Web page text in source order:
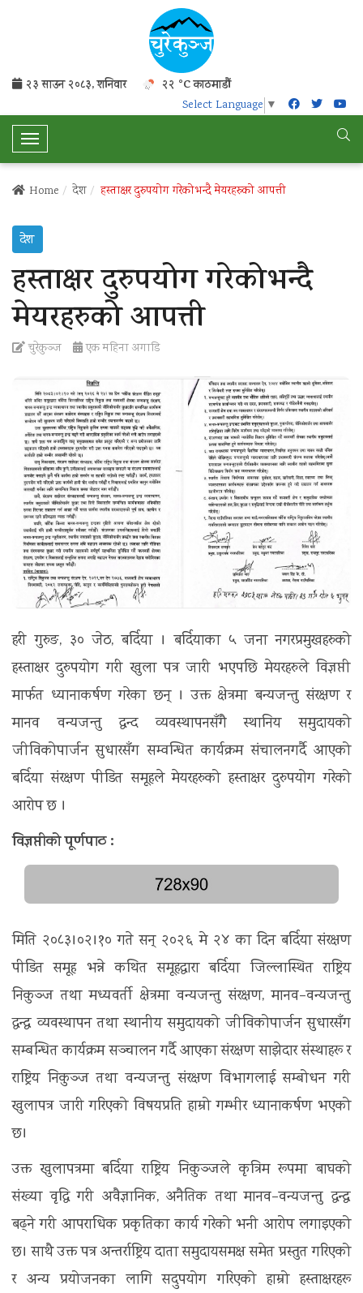
२३ साउन २०८३, शनिवार २२ °C काठमाडौं
Select Language ▼
T
o
e
N
a
i
a
i
o
n
Home देश हस्ताक्षर दुरुपयोग गरेकोभन्दै मेयरहरुको आपत्ती
देश
हस्ताक्षर दुरुपयोग गरेकोभन्दै
मेयरहरुको आपत्ती
चुरेकुञ्ज एक महिना अगाडि
हरी गुरुङ, ३० जेठ, बर्दिया । बर्दियाका ५ जना नगरप्रमुखहरुको
हस्ताक्षर दुरुपयोग गरी खुला पत्र जारी भएपछि मेयरहरुले विज्ञप्ती
मार्फत ध्यानाकर्षण गरेका छन् । उक्त क्षेत्रमा बन्यजन्तु संरक्षण र
मानव वन्यजन्तु द्वन्द व्यवस्थापनसँगै स्थानिय समुदायको
जीविकोपार्जन सुधारसँग सम्वन्धित कार्यक्रम संचालनगर्दै आएको
बर्दिया संरक्षण पीडित समूहले मेयरहरुको हस्ताक्षर दुरुपयोग गरेको
आरोप छ ।
विज्ञप्तीको पूर्णपाठ :
मिति २०८३।०२।१० गते सन् २०२६ मे २४ का दिन बर्दिया संरक्षण
पीडित समूह भन्ने कथित समूहद्वारा बर्दिया जिल्लास्थित राष्ट्रिय
निकुञ्ज तथा मध्यवर्ती क्षेत्रमा वन्यजन्तु संरक्षण, मानव–वन्यजन्तु
द्वन्द्व व्यवस्थापन तथा स्थानीय समुदायको जीविकोपार्जन सुधारसँग
सम्बन्धित कार्यक्रम सञ्चालन गर्दै आएका संरक्षण साझेदार संस्थाहरू र
राष्ट्रिय निकुञ्ज तथा वन्यजन्तु संरक्षण विभागलाई सम्बोधन गरी
खुलापत्र जारी गरिएको विषयप्रति हाम्रो गम्भीर ध्यानाकर्षण भएको
छ।
उक्त खुलापत्रमा बर्दिया राष्ट्रिय निकुञ्जले कृत्रिम रूपमा बाघको
संख्या वृद्धि गरी अवैज्ञानिक, अनैतिक तथा मानव–वन्यजन्तु द्वन्द्व
बढ्ने गरी आपराधिक प्रकृतिका कार्य गरेको भनी आरोप लगाइएको
छ। साथै उक्त पत्र अन्तर्राष्ट्रिय दाता समुदायसमक्ष समेत प्रस्तुत गरिएको
र अन्य प्रयोजनका लागि सदुपयोग गरिएको हाम्रो हस्ताक्षरहरू